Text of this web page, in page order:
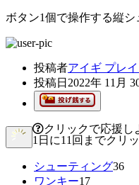
ボタン1個で操作する縦
投稿者アイギ プレ
投稿日 2022年 11月
クリックで応援し
1日に11回までクリ
シューティング36
ワンキー17